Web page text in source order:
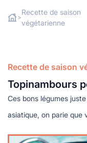
au naturel
végétariennes
locales
beauté naturelle
naturel
de recyclage
témoignages
saison
responsables
Rechercher
>
Recette de saison
végétarienne
Recette de saison
Topinambours
Ces bons légumes
asiatique, on parie que